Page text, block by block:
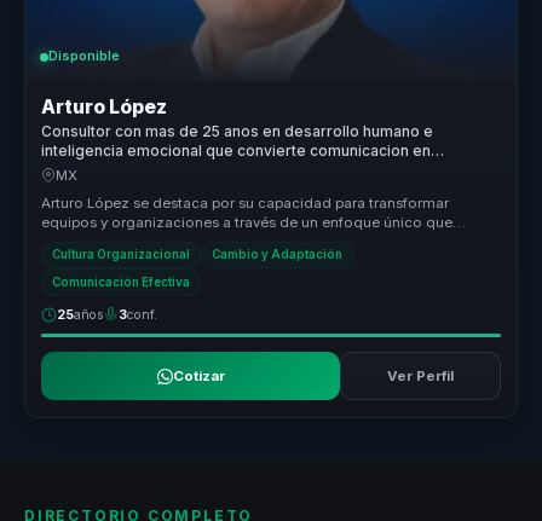
Disponible
Arturo López
Consultor con mas de 25 anos en desarrollo humano e
inteligencia emocional que convierte comunicacion en
compromiso para equipos.
MX
Arturo López se destaca por su capacidad para transformar
equipos y organizaciones a través de un enfoque único que
Cultura Organizacional Cambio y Adaptación
Comunicación Efectiva
25años 3conf.
Cotizar Ver Perfil
DIRECTORIO COMPLETO